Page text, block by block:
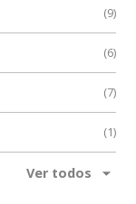
Francia (1)
(9)
(6)
(7)
(1)
(1)
Ver todos